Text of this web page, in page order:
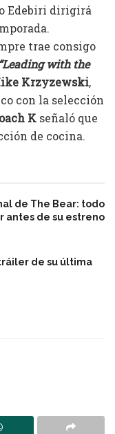
Edebiri dirigirá
trae consigo
“Leading with the
Krzyzewski,
con la selección
K señaló que
de cocina.
de The Bear: todo
antes de su estreno
de su última